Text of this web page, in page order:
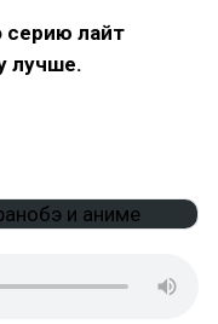
серию лайт
лучше.